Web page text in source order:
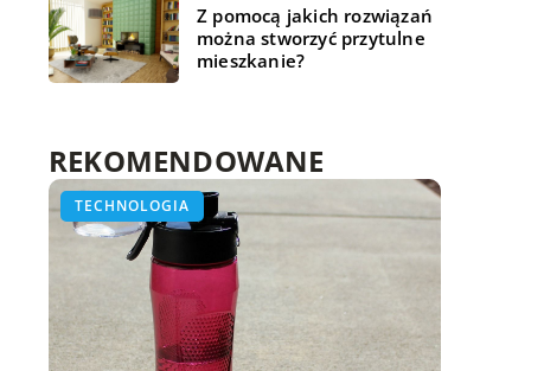
Z pomocą jakich rozwiązań
można stworzyć przytulne
mieszkanie?
REKOMENDOWANE
TECHNOLOGIA
TECHNOLOGIA
TECHNOLOGIA